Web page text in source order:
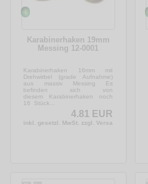
Karabinerhaken 19mm
Messing 12-0001
Karabinerhaken 16mm mit
Drehwirbel (grade Aufnahme)
aus massiv Messing Es
befinden sich von
diesem Karabinerhaken noch
16 Stück...
4.81 EUR
inkl. gesetzl. MwSt. zzgl. Versandkosten